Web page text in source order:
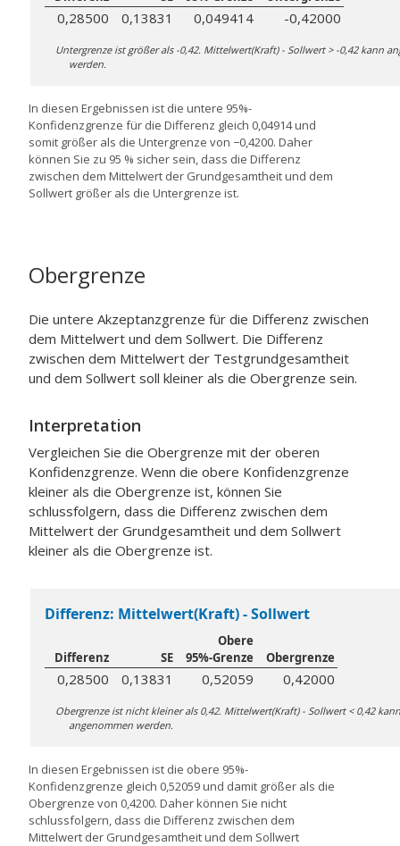
0,28500 0,13831 0,049414 -0,42000
Untergrenze ist größer als -0,42. Mittelwert(Kraft) - Sollwert > -0,42 kann
werden.
In diesen Ergebnissen ist die untere 95%-
Konfidenzgrenze für die Differenz gleich 0,04914 und
somit größer als die Untergrenze von −0,4200. Daher
können Sie zu 95 % sicher sein, dass die Differenz
zwischen dem Mittelwert der Grundgesamtheit und dem
Sollwert größer als die Untergrenze ist.
Obergrenze
Die untere Akzeptanzgrenze für die Differenz zwischen
dem Mittelwert und dem Sollwert. Die Differenz
zwischen dem Mittelwert der Testgrundgesamtheit
und dem Sollwert soll kleiner als die Obergrenze sein.
Interpretation
Vergleichen Sie die Obergrenze mit der oberen
Konfidenzgrenze. Wenn die obere Konfidenzgrenze
kleiner als die Obergrenze ist, können Sie
schlussfolgern, dass die Differenz zwischen dem
Mittelwert der Grundgesamtheit und dem Sollwert
kleiner als die Obergrenze ist.
Differenz: Mittelwert(Kraft) - Sollwert
Differenz SE
Obere
95%-Grenze
Obergrenze
0,28500 0,13831 0,52059 0,42000
Obergrenze ist nicht kleiner als 0,42. Mittelwert(Kraft) - Sollwert < 0,42
angenommen werden.
In diesen Ergebnissen ist die obere 95%-
Konfidenzgrenze gleich 0,52059 und damit größer als die
Obergrenze von 0,4200. Daher können Sie nicht
schlussfolgern, dass die Differenz zwischen dem
Mittelwert der Grundgesamtheit und dem Sollwert